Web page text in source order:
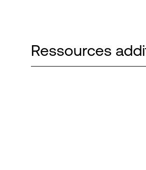
Ressources